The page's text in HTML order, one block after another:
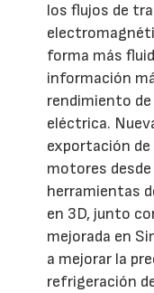
los flujos de
forma más
información
rendimiento
eléctrica.
exportación de
motores
herramientas
en 3D, junto
mejorada en
a mejorar la
refrigeración